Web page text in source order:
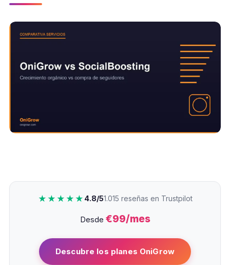
★★★★★ 4.8/51.015 reseñas en Trustpilot
Desde €99/mes
Descubre los planes OniGrow